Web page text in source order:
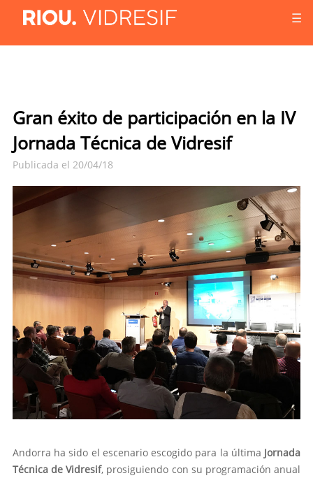
☰
Gran éxito de participación en la IV
Jornada Técnica de Vidresif
Publicada el 20/04/18
Andorra ha sido el escenario escogido para la última Jornada
Técnica de Vidresif, prosiguiendo con su programación anual